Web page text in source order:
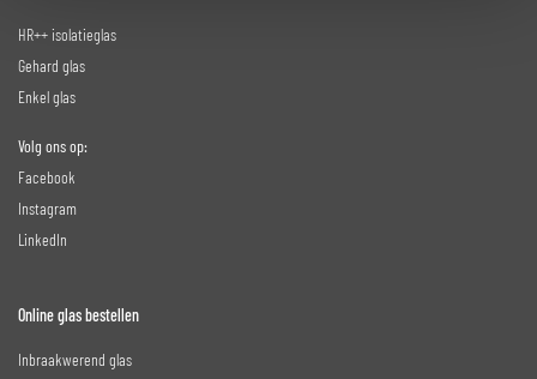
HR++ isolatieglas
Gehard glas
Enkel glas
Volg ons op:
Facebook
Instagram
LinkedIn
Online glas bestellen
Inbraakwerend glas